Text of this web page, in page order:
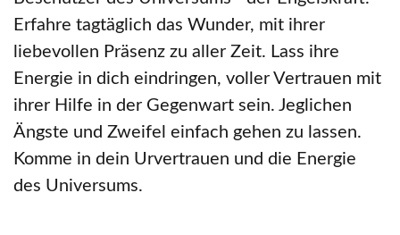
Erfahre tagtäglich das Wunder, mit ihrer
liebevollen Präsenz zu aller Zeit. Lass ihre
Energie in dich eindringen, voller Vertrauen mit
ihrer Hilfe in der Gegenwart sein. Jeglichen
Ängste und Zweifel einfach gehen zu lassen.
Komme in dein Urvertrauen und die Energie
des Universums.